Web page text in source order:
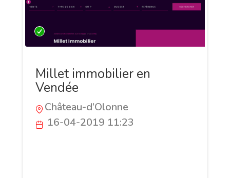
Millet immobilier en
Vendée
Château-d’Olonne
16-04-2019 11:23